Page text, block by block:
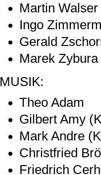
Martin Walser
Ingo
Gerald
Marek
MUSIK:
Theo Adam
Gilbert Amy
Mark Andre
Christfried
Friedrich